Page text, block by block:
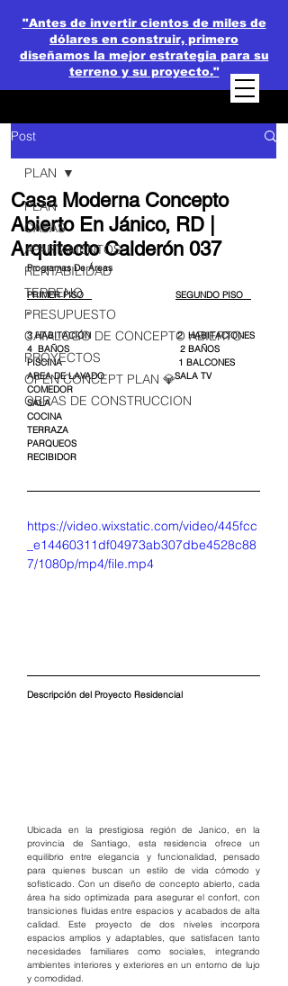
"Antes de invertir cientos de miles de
dólares en construir, primero
diseñamos la mejor estrategia para su
terreno y su proyecto."
Post
PLAN
CASAS
APARTAMENTOS
RENTABILIDAD
TERRENO
PRESUPUESTO
CATALOGO DE CONCEPTO ABIERTO
PROYECTOS
OPEN CONCEPT PLAN 💎
OBRAS DE CONSTRUCCION
PLAN
Casa Moderna Concepto
Abierto En Jánico, RD |
Arquitecto Calderón 037
Programas De Áreas
PRIMER PISO SEGUNDO PISO
3 HABITACIÓN                                2  HABITACIONES
4  BAÑOS                                         2 BAÑOS
PISCINA                                           1 BALCONES
AREA DE LAVADO                          SALA TV
COMEDOR
SALA
COCINA
TERRAZA
PARQUEOS
RECIBIDOR
https://video.wixstatic.com/video/445fcc
_e14460311df04973ab307dbe4528c88
7/1080p/mp4/file.mp4
Descripción del Proyecto Residencial
Ubicada en la prestigiosa región de Janico, en la
provincia de Santiago, esta residencia ofrece un
equilibrio entre elegancia y funcionalidad, pensado
para quienes buscan un estilo de vida cómodo y
sofisticado. Con un diseño de concepto abierto, cada
área ha sido optimizada para asegurar el confort, con
transiciones fluidas entre espacios y acabados de alta
calidad. Este proyecto de dos niveles incorpora
espacios amplios y adaptables, que satisfacen tanto
necesidades familiares como sociales, integrando
ambientes interiores y exteriores en un entorno de lujo
y comodidad.